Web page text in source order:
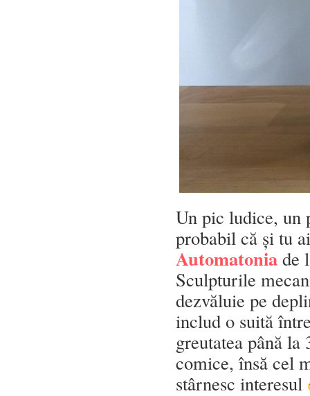
Un pic ludice, un
probabil că și tu
Automatonia de
Sculpturile
dezvăluie pe
includ o suită
greutatea până
comice, însă cel
stârnesc interesul